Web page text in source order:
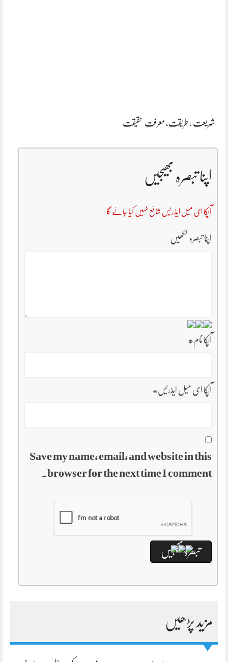
شریعت , طریقت, معرفت حقیقت
اپنا تبصرہ بھیجیں
آپکا ای میل ایڈریس شائع نہیں کیا جائے گا
اپنا تبصرہ لکھیں
آپکا نام*
آپکا ای میل ایڈریس*
Save my name, email, and website in this
browser for the next time I comment.
مزید پڑھیں